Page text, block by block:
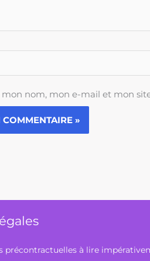
mon nom, mon e-mail et mon
précontractuelles à lire